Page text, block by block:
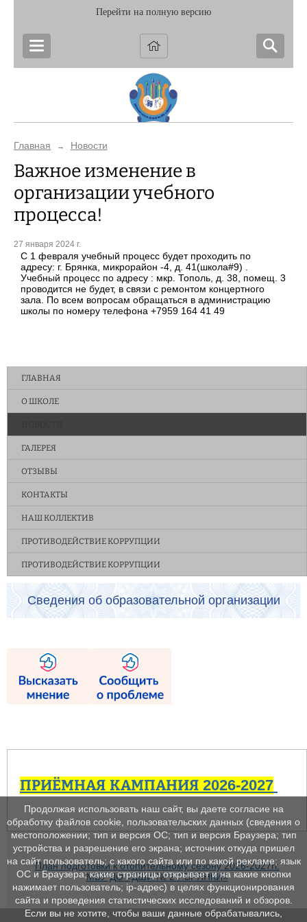
Перейти на полную версию
Главная → Новости
Важное изменение в
организации учебного
процесса!
27 января 2024 г.
С 1 февраля учебный процесс будет проходить по
адресу: г. Брянка, микрорайон -4, д. 41(школа#9) .
Учебный процесс по адресу : мкр. Тополь, д. 38, помещ. 3
проводится не будет, в связи с ремонтом концертного
зала. По всем вопросам обращаться в администрацию
школы по номеру телефона +7959 164 41 49
ГЛАВНАЯ
О ШКОЛЕ
ГАЛЕРЕЯ
ОТЗЫВЫ
КОНТАКТЫ
НАШ КОЛЛЕКТИВ
ПРОТИВОДЕЙСТВИЕ КОРРУПЦИИ
ПРОТИВОДЕЙСТВИЕ КОРРУПЦИИ
Сведения об образовательной организации
ПРИЁМНАЯ КАМПАНИЯ 2026-2027
План подготовки к отопительному сезону 2026-2027гг.
МБУ ДО «ДШИ № 2 Г.БРЯНКИ»
Продолжая использовать наш сайт, вы даете согласие на
обработку файлов cookie, пользовательских данных (сведения о
местоположении; тип и версия ОС; тип и версия Браузера; тип
устройства и разрешение его экрана; источник откуда пришел
на сайт пользователь; с какого сайта или по какой рекламе; язык
ОС и Браузера; какие страницы открывает и на какие кнопки
нажимает пользователь; ip-адрес) в целях функционирования
сайта и проведения статистических исследований и обзоров.
Если вы не хотите, чтобы ваши данные обрабатывались,